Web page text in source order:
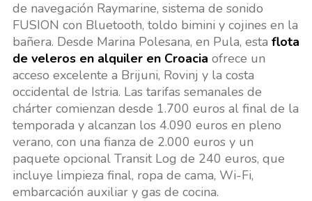
de navegación Raymarine, sistema de sonido
FUSION con Bluetooth, toldo bimini y cojines en la
bañera. Desde Marina Polesana, en Pula, esta flota
de veleros en alquiler en Croacia ofrece un
acceso excelente a Brijuni, Rovinj y la costa
occidental de Istria. Las tarifas semanales de
chárter comienzan desde 1.700 euros al final de la
temporada y alcanzan los 4.090 euros en pleno
verano, con una fianza de 2.000 euros y un
paquete opcional Transit Log de 240 euros, que
incluye limpieza final, ropa de cama, Wi-Fi,
embarcación auxiliar y gas de cocina.